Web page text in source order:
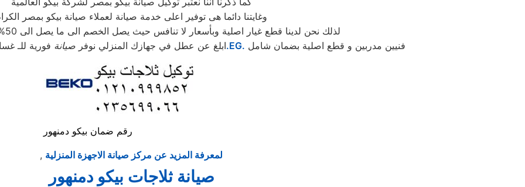
وغايتنا دائما هى توفير اعلى خدمة صيانة لعملاء صيانة بيكو بمصر
لذلك نحن لدينا قطع غيار اصلية وبأسعار لا تنافس حيث يصل الخصم الى ما يصل الى 50% من الثمن الاساسى
ابلغ عن عطل في جهازك المنزلي نوفر صيانة فورية للـ .EG. فنيين مدربين و قطع اصلية بضمان شامل
رقم ضمان بيكو دمنهور
, لمعرفة المزيد عن مركز صيانة الاجهزة المنزلية
صيانة ثلاجات بيكو دمنهور